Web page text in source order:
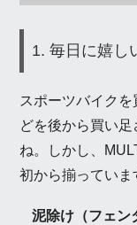
1. 毎日に嬉し
スポーツバイク
どを後から買い
ね。しかし、
初から揃っていま
泥除け（フェン